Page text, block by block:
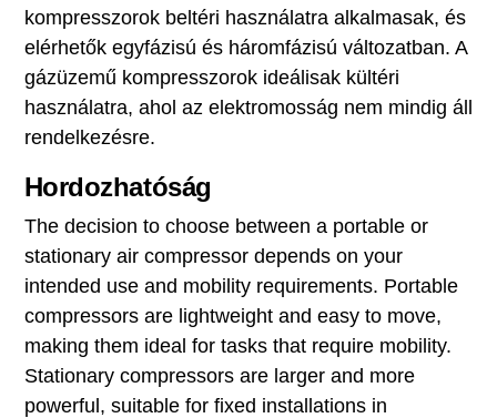
kompresszorok beltéri használatra alkalmasak, és
elérhetők egyfázisú és háromfázisú változatban. A
gázüzemű kompresszorok ideálisak kültéri
használatra, ahol az elektromosság nem mindig áll
rendelkezésre.
Hordozhatóság
The decision to choose between a portable or
stationary air compressor depends on your
intended use and mobility requirements. Portable
compressors are lightweight and easy to move,
making them ideal for tasks that require mobility.
Stationary compressors are larger and more
powerful, suitable for fixed installations in